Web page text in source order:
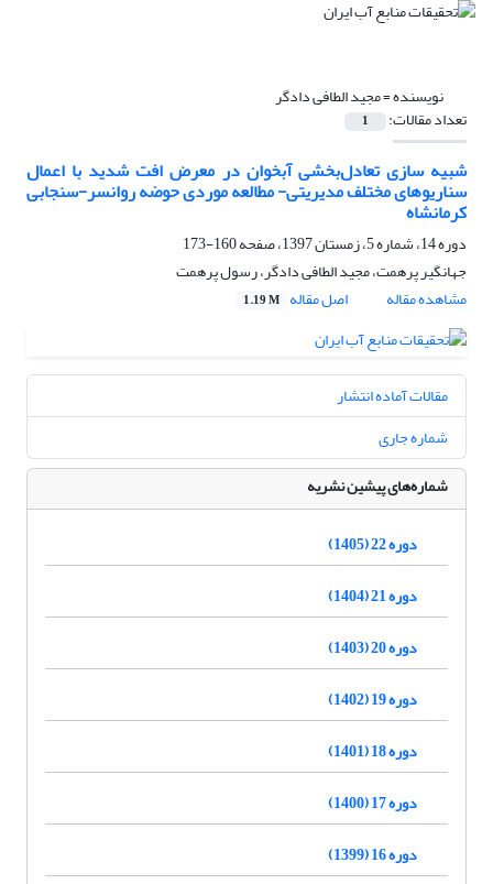
نویسنده =مجید الطافی دادگر
تعداد مقالات: 1
شبیه سازی تعادل‌بخشی آبخوان در معرض افت شدید با اعمال
سناریوهای مختلف مدیریتی- مطالعه موردی حوضه روانسر-سنجابی
کرمانشاه
دوره 14، شماره 5، زمستان 1397، صفحه
160-173
جهانگیر پرهمت، مجید الطافی دادگر، رسول پرهمت
مشاهده مقاله
اصل مقاله 1.19 M
مقالات آماده انتشار
شماره جاری
شماره‌های پیشین نشریه
دوره 22 (1405)
دوره 21 (1404)
دوره 20 (1403)
دوره 19 (1402)
دوره 18 (1401)
دوره 17 (1400)
دوره 16 (1399)